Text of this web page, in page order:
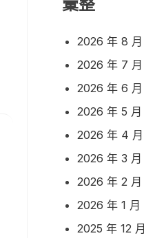
2026 年 8 月
2026 年 7 月
2026 年 6 月
2026 年 5 月
2026 年 4 月
2026 年 3 月
2026 年 2 月
2026 年 1 月
2025 年 12 月